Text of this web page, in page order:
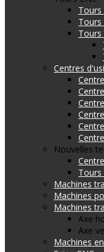
Tours
Tours
Centres
Nouvelles
Tours
Machines
Machines
Machines
Axe
Axe
Machines